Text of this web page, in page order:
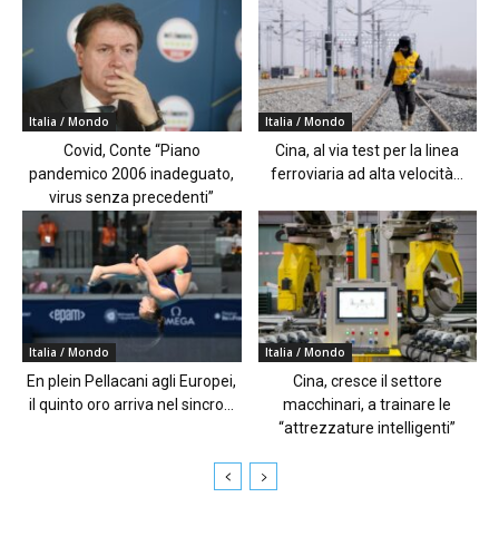
Italia / Mondo
Covid, Conte “Piano
pandemico 2006 inadeguato,
virus senza precedenti”
Italia / Mondo
Cina, al via test per la linea
ferroviaria ad alta velocità...
Italia / Mondo
En plein Pellacani agli Europei,
il quinto oro arriva nel sincro...
Italia / Mondo
Cina, cresce il settore
macchinari, a trainare le
“attrezzature intelligenti”